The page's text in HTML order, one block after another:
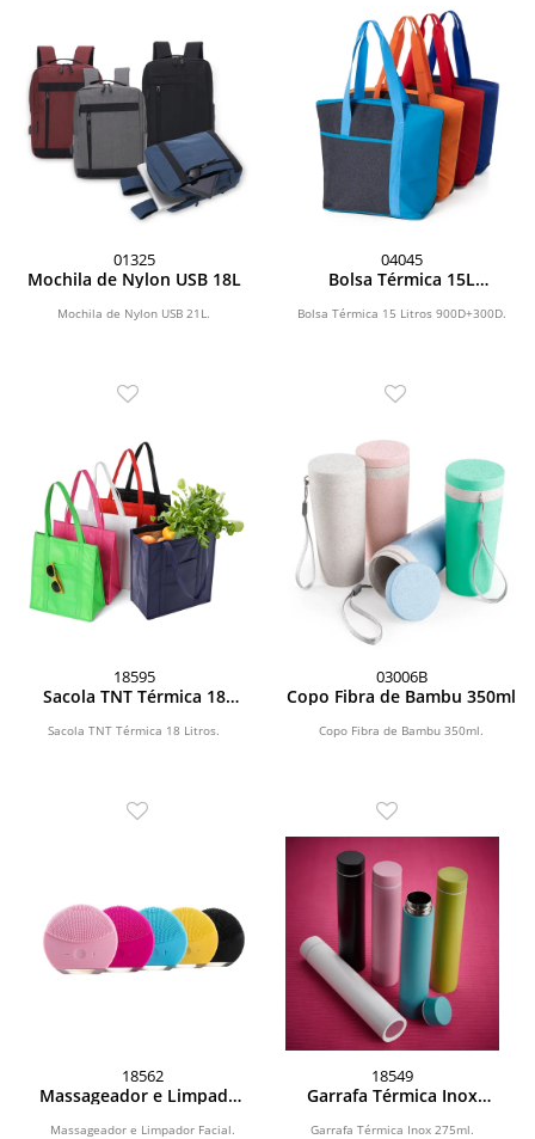
01325
Mochila de Nylon USB 18L
Mochila de Nylon USB 21L.
04045
Bolsa Térmica 15L
Bolsa Térmica 15 Litros 900D+300D.
18595
Sacola TNT Térmica 18
Sacola TNT Térmica 18 Litros.
03006B
Copo Fibra de Bambu 350ml
Copo Fibra de Bambu 350ml.
18562
Massageador e Limpador
Massageador e Limpador Facial.
18549
Garrafa Térmica Inox
Garrafa Térmica Inox 275ml.